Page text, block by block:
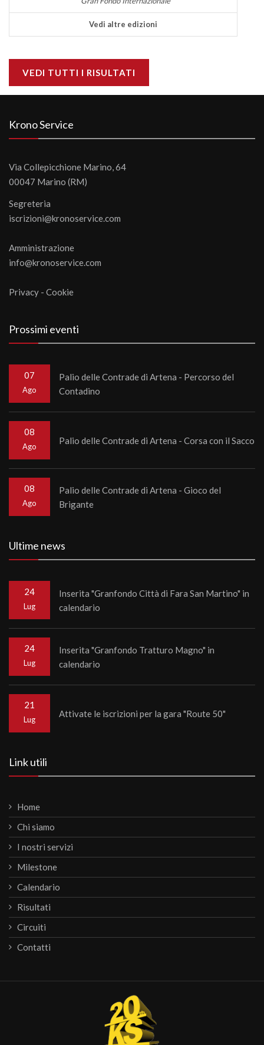
Vedi altre edizioni
VEDI TUTTI I RISULTATI
Krono Service
Via Collepicchione Marino, 64
00047 Marino (RM)
Segreteria
iscrizioni@kronoservice.com
Amministrazione
info@kronoservice.com
Privacy - Cookie
Prossimi eventi
07
Ago
Palio delle Contrade di Artena - Percorso del
Contadino
08
Ago
Palio delle Contrade di Artena - Corsa con il Sacco
08
Ago
Palio delle Contrade di Artena - Gioco del
Brigante
Ultime news
24
Lug
Inserita "Granfondo Città di Fara San Martino" in
calendario
24
Lug
Inserita "Granfondo Tratturo Magno" in
calendario
21
Lug
Attivate le iscrizioni per la gara "Route 50"
Link utili
Home
Chi siamo
I nostri servizi
Milestone
Calendario
Risultati
Circuiti
Contatti